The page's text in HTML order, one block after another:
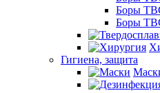
Боры
Боры
Гигиена, защита